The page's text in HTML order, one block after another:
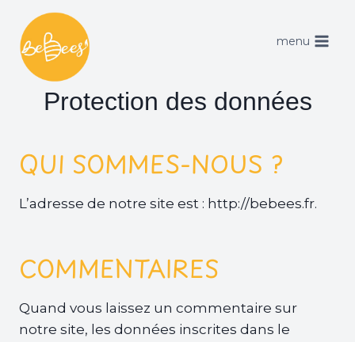
contenu
menu
Protection des données
QUI SOMMES-NOUS ?
L’adresse de notre site est : http://bebees.fr.
COMMENTAIRES
Quand vous laissez un commentaire sur
notre site, les données inscrites dans le